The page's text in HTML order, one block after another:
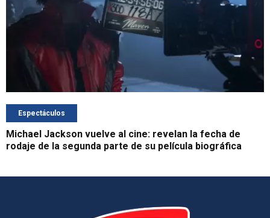
Espectáculos
Michael Jackson vuelve al cine: revelan la fecha de
rodaje de la segunda parte de su película biográfica